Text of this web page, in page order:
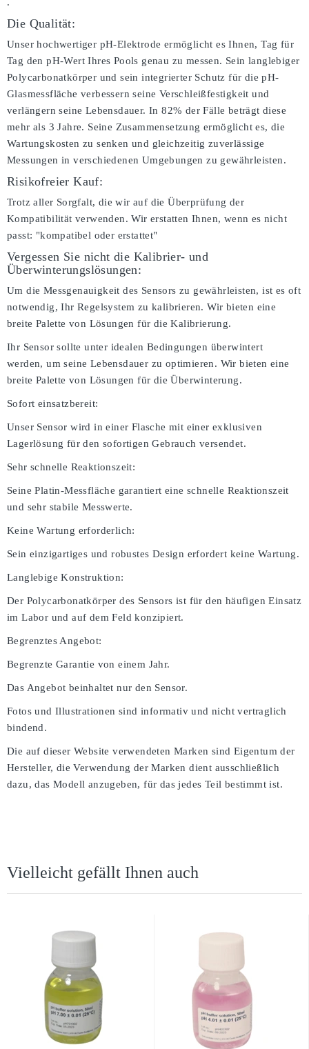
Die Qualität:
Unser hochwertiger pH-Elektrode ermöglicht es Ihnen, Tag für
Tag den pH-Wert Ihres Pools genau zu messen. Sein langlebiger
Polycarbonatkörper und sein integrierter Schutz für die pH-
Glasmessfläche verbessern seine Verschleißfestigkeit und
verlängern seine Lebensdauer. In 82% der Fälle beträgt diese
mehr als 3 Jahre. Seine Zusammensetzung ermöglicht es, die
Wartungskosten zu senken und gleichzeitig zuverlässige
Messungen in verschiedenen Umgebungen zu gewährleisten.
Risikofreier Kauf:
Trotz aller Sorgfalt, die wir auf die Überprüfung der
Kompatibilität verwenden. Wir erstatten Ihnen, wenn es nicht
passt: "kompatibel oder erstattet"
Vergessen Sie nicht die Kalibrier- und
Überwinterungslösungen:
Um die Messgenauigkeit des Sensors zu gewährleisten, ist es oft
notwendig, Ihr Regelsystem zu kalibrieren. Wir bieten eine
breite Palette von Lösungen für die Kalibrierung.
Ihr Sensor sollte unter idealen Bedingungen überwintert
werden, um seine Lebensdauer zu optimieren. Wir bieten eine
breite Palette von Lösungen für die Überwinterung.
Sofort einsatzbereit:
Unser Sensor wird in einer Flasche mit einer exklusiven
Lagerlösung für den sofortigen Gebrauch versendet.
Sehr schnelle Reaktionszeit:
Seine Platin-Messfläche garantiert eine schnelle Reaktionszeit
und sehr stabile Messwerte.
Keine Wartung erforderlich:
Sein einzigartiges und robustes Design erfordert keine Wartung.
Langlebige Konstruktion:
Der Polycarbonatkörper des Sensors ist für den häufigen Einsatz
im Labor und auf dem Feld konzipiert.
Begrenztes Angebot:
Begrenzte Garantie von einem Jahr.
Das Angebot beinhaltet nur den Sensor.
Fotos und Illustrationen sind informativ und nicht vertraglich
bindend.
Die auf dieser Website verwendeten Marken sind Eigentum der
Hersteller, die Verwendung der Marken dient ausschließlich
dazu, das Modell anzugeben, für das jedes Teil bestimmt ist.
Vielleicht gefällt Ihnen auch